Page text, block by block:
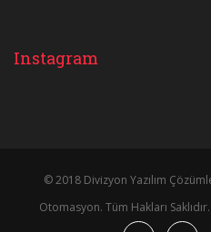
Instagram
© 2018 Divizyon Yazılım
Otomasyon. Tüm Hakları